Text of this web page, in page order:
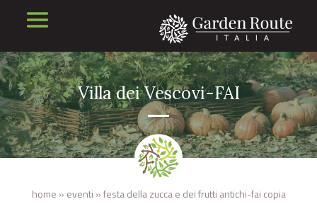
Villa dei Vescovi-FAI
home » eventi »festa della zucca e dei frutti antichi-fai copia